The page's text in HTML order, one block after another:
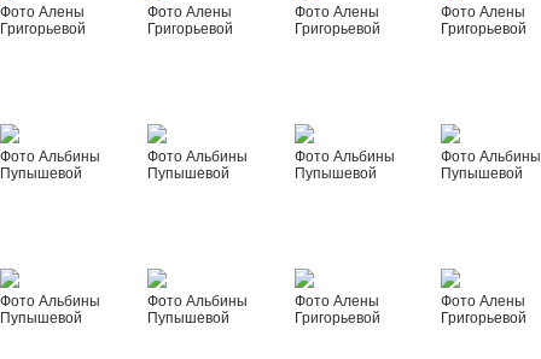
Фото Алены
Григорьевой
Фото Алены
Григорьевой
Фото Алены
Григорьевой
Фото Алены
Григорьевой
Фото Альбины
Пупышевой
Фото Альбины
Пупышевой
Фото Альбины
Пупышевой
Фото Альбины
Пупышевой
Фото Альбины
Пупышевой
Фото Альбины
Пупышевой
Фото Алены
Григорьевой
Фото Алены
Григорьевой